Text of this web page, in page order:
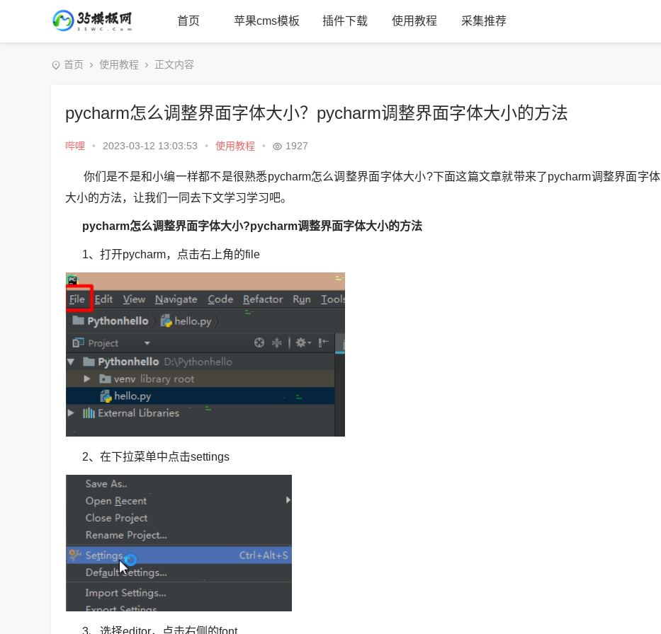
首页 苹果cms模板 插件下载 使用教程 采集推荐
首页 使用教程 正文内容
pycharm怎么调整界面字体大小？pycharm调整界面字体大小的方法
哔哩 • 2023-03-12 13:03:53 • 使用教程 • 1927
你们是不是和小编一样都不是很熟悉pycharm怎么调整界面字体大小?下面这篇文章就带来了pycharm调整界面字体
大小的方法，让我们一同去下文学习学习吧。
pycharm怎么调整界面字体大小?pycharm调整界面字体大小的方法
1、打开pycharm，点击右上角的file
2、在下拉菜单中点击settings
3、选择editor，点击右侧的font